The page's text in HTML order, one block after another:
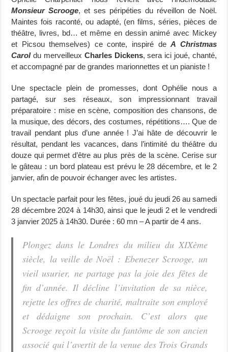
Monsieur Scrooge, et ses péripéties du réveillon de Noël.
Maintes fois raconté, ou adapté, (en films, séries, pièces de
théâtre, livres, bd… et même en dessin animé avec Mickey
et Picsou themselves) ce conte, inspiré deA Christmas
Caroldu merveilleux Charles Dickens, sera ici joué, chanté,
et accompagné par de grandes marionnettes et un pianiste !
Une spectacle plein de promesses, dont Ophélie nous a
partagé, sur ses réseaux, son impressionnant travail
préparatoire : mise en scène, composition des chansons, de
la musique, des décors, des costumes, répétitions…. Que de
travail pendant plus d’une année ! J’ai hâte de découvrir le
résultat, pendant les vacances, dans l’intimité du théâtre du
douze qui permet d’être au plus près de la scène. Cerise sur
le gâteau : un bord plateau est prévu le 28 décembre, et le 2
janvier, afin de pouvoir échanger avec les artistes.
Un spectacle parfait pour les fêtes, joué du jeudi 26 au samedi
28 décembre 2024 à 14h30, ainsi que le jeudi 2 et le vendredi
3 janvier 2025 à 14h30. Durée : 60 mn – A partir de 4 ans.
Plongez dans le Londres du milieu du XIXème
siècle, la veille de Noël : Ebenezer Scrooge, un
vieil usurier, ne partage pas la joie des fêtes de
fin d’année. Il décline l’invitation de sa nièce,
rejette les offres de charité, maltraite son employé
et dédaigne son prochain. C’est alors que
Scrooge reçoit la visite du fantôme de son ancien
associé qui l’avertit de la venue des Trois Grands